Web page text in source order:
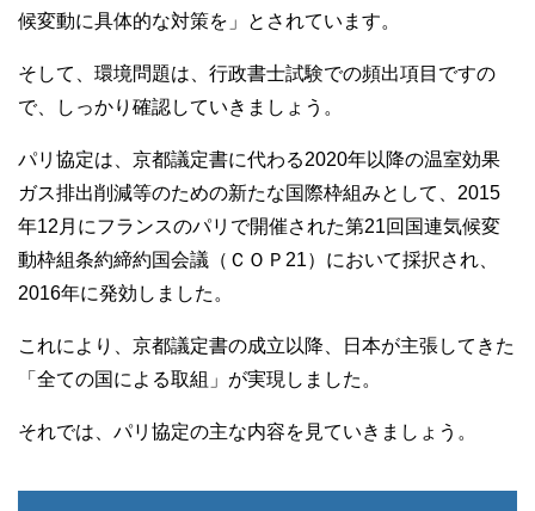
候変動に具体的な対策を」とされています。
そして、環境問題は、行政書士試験での頻出項目ですの
で、しっかり確認していきましょう。
パリ協定は、京都議定書に代わる2020年以降の温室効果
ガス排出削減等のための新たな国際枠組みとして、2015
年12月にフランスのパリで開催された第21回国連気候変
動枠組条約締約国会議（ＣＯＰ21）において採択され、
2016年に発効しました。
これにより、京都議定書の成立以降、日本が主張してきた
「全ての国による取組」が実現しました。
それでは、パリ協定の主な内容を見ていきましょう。